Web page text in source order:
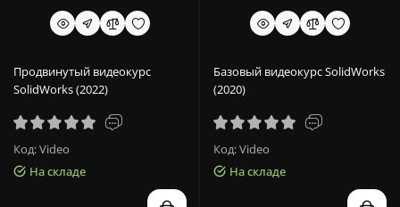
Продвинутый видеокурс
SolidWorks (2022)
Код: Video
На складе
Базовый видеокурс SolidWorks
(2020)
Код: Video
На складе